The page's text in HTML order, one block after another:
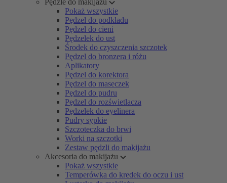
Pędzle do makijażu
Pokaż wszystkie
Pędzel do podkładu
Pędzel do cieni
Pędzelek do ust
Środek do czyszczenia szczotek
Pędzel do bronzera i różu
Aplikatory
Pędzel do korektora
Pędzel do maseczek
Pędzel do pudru
Pędzel do rozświetlacza
Pędzelek do eyelinera
Pudry sypkie
Szczoteczka do brwi
Worki na szczotki
Zestaw pędzli do makijażu
Akcesoria do makijażu
Pokaż wszystkie
Temperówka do kredek do oczu i ust